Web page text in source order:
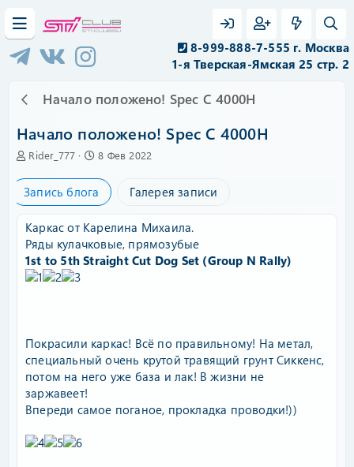
8-999-888-7-555 г. Москва
1-я Тверская-Ямская 25 стр. 2
Начало положено! Spec C 4000H
Начало положено! Spec C 4000H
А
т
о
Rider_777
C
e
a
e
d
t
8 Фев 2022
Запись блога Галерея записи
Каркас от Карелина Михаила.
Ряды кулачковые, прямозубые
1st to 5th Straight Cut Dog Set (Group N Rally)
Покрасили каркас! Всё по правильному! На метал,
специальный очень крутой травящий грунт Сиккенс,
потом на него уже база и лак! В жизни не
заржавеет!
Впереди самое поганое, прокладка проводки!))